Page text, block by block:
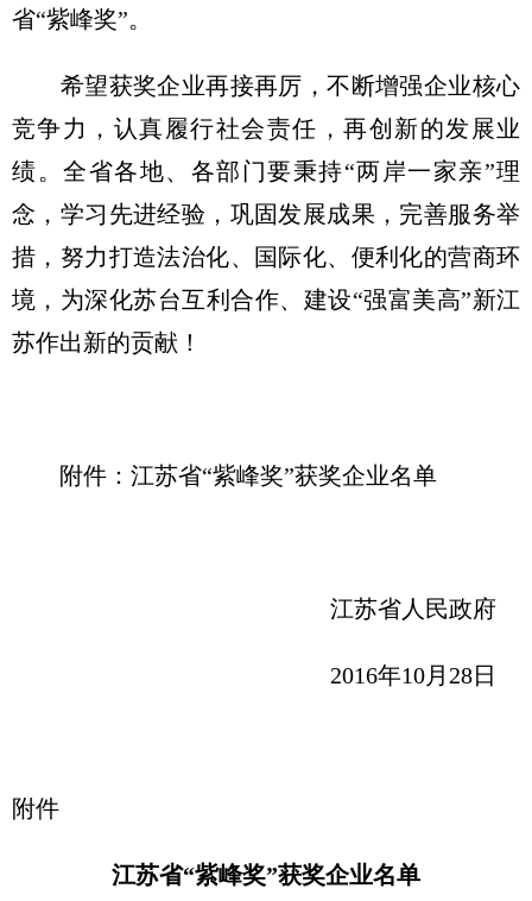
省“紫峰奖”。
希望获奖企业再接再厉，不断增强企业核心
竞争力，认真履行社会责任，再创新的发展业
绩。全省各地、各部门要秉持“两岸一家亲”理
念，学习先进经验，巩固发展成果，完善服务举
措，努力打造法治化、国际化、便利化的营商环
境，为深化苏台互利合作、建设“强富美高”新江
苏作出新的贡献！
附件：江苏省“紫峰奖”获奖企业名单
江苏省人民政府
2016年10月28日
附件
江苏省“紫峰奖”获奖企业名单